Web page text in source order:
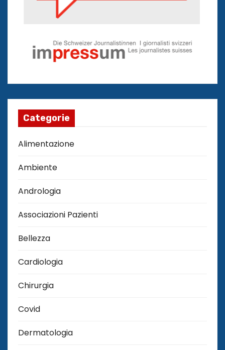
Categorie
Alimentazione
Ambiente
Andrologia
Associazioni Pazienti
Bellezza
Cardiologia
Chirurgia
Covid
Dermatologia